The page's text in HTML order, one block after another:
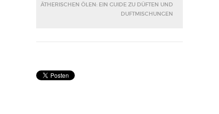
ÄTHERISCHEN ÖLEN: EIN GUIDE ZU DÜFTEN UND
DUFTMISCHUNGEN